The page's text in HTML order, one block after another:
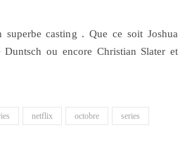
superbe casting . Que ce soit Joshua
ou encore Christian Slater et
netflix octobre
series